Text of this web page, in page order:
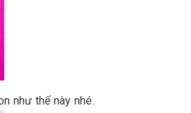
như thế này nhé.